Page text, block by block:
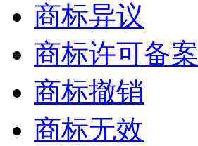
商标异议
商标许可备案
商标撤销
商标无效